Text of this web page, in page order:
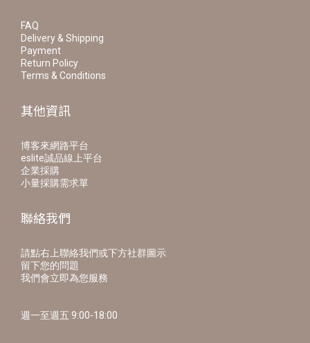
FAQ
Delivery & Shipping
Payment
Return Policy
Terms & Conditions
其他資訊
博客來網路平台
eslite誠品線上平台
企業採購
小量採購需求單
聯絡我們
請點右上聯絡我們或下方社群圖示
留下您的問題
我們會立即為您服務
週一至週五 9:00-18:00